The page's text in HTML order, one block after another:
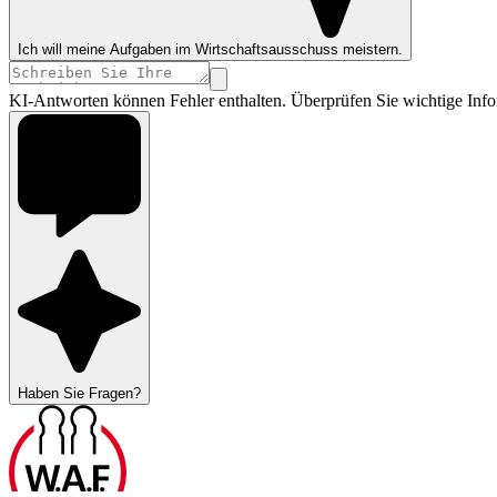
Ich will meine Aufgaben im Wirtschaftsausschuss meistern.
KI-Antworten können Fehler enthalten. Überprüfen Sie wichtige
Haben Sie Fragen?